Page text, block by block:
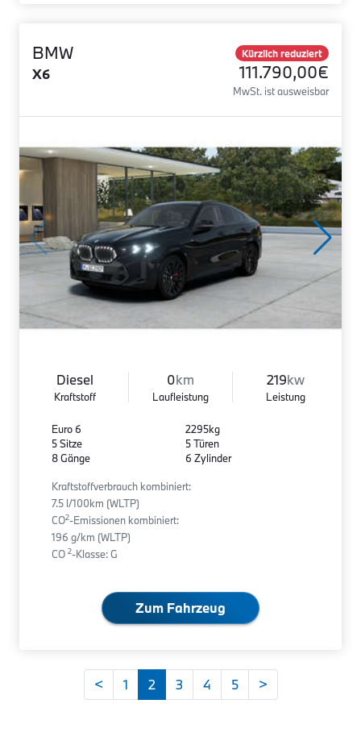
BMW
X6
Kürzlich reduziert
111.790,00€
MwSt. ist ausweisbar
Diesel
Kraftstoff
0km
Laufleistung
219kw
Leistung
Euro 6
5 Sitze
8 Gänge
2295kg
5 Türen
6 Zylinder
Kraftstoffverbrauch kombiniert:
7.5 l/100km (WLTP)
CO2-Emissionen kombiniert:
196 g/km (WLTP)
CO 2-Klasse: G
Zum Fahrzeug
< 1 2 3 4 5 >